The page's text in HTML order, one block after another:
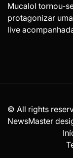
Mucalol tornou-
protagonizar
live
© All rights
NewsMaster